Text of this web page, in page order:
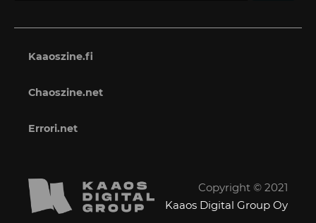
Kaaoszine.fi
Chaoszine.net
Errori.net
Copyright © 2021
Kaaos Digital Group Oy